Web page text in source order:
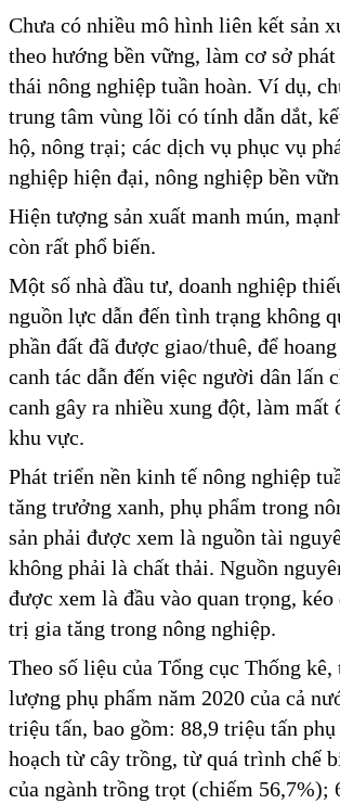
Chưa có nhiều mô hình liên kết sản
theo hướng bền vững, làm cơ sở
thái nông nghiệp tuần hoàn. Ví dụ,
trung tâm vùng lõi có tính dẫn dắt,
hộ, nông trại; các dịch vụ phục vụ
nghiệp hiện đại, nông nghiệp bền
Hiện tượng sản xuất manh mún,
còn rất phổ biến.
Một số nhà đầu tư, doanh nghiệp
nguồn lực dẫn đến tình trạng không
phần đất đã được giao/thuê, để
canh tác dẫn đến việc người dân lấn
canh gây ra nhiều xung đột, làm mất
khu vực.
Phát triển nền kinh tế nông nghiệp
tăng trưởng xanh, phụ phẩm trong
sản phải được xem là nguồn tài
không phải là chất thải. Nguồn
được xem là đầu vào quan trọng,
trị gia tăng trong nông nghiệp.
Theo số liệu của Tổng cục Thống kê,
lượng phụ phẩm năm 2020 của cả
triệu tấn, bao gồm: 88,9 triệu tấn phụ
hoạch từ cây trồng, từ quá trình chế
của ngành trồng trọt (chiếm 56,7%);